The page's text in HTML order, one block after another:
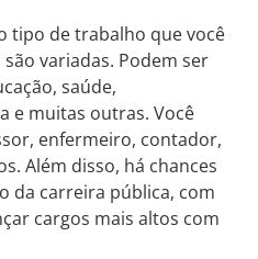
tipo de trabalho que você
variadas. Podem ser
saúde,
e muitas outras. Você
enfermeiro, contador,
Além disso, há chances
da carreira pública, com
cargos mais altos com